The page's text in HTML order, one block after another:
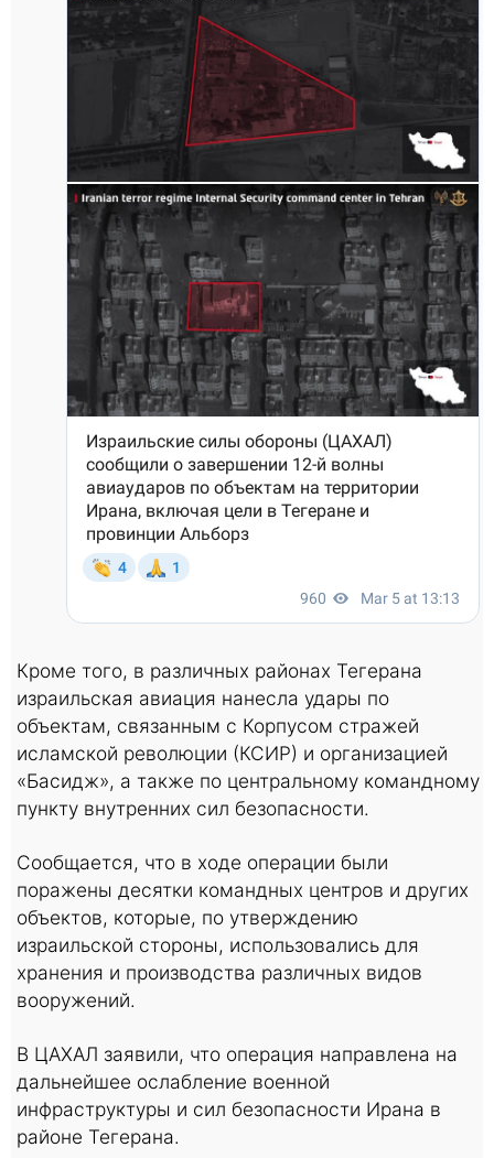
Кроме того, в различных районах Тегерана
израильская авиация нанесла удары по
объектам, связанным с Корпусом стражей
исламской революции (КСИР) и организацией
«Басидж», а также по центральному командному
пункту внутренних сил безопасности.
Сообщается, что в ходе операции были
поражены десятки командных центров и других
объектов, которые, по утверждению
израильской стороны, использовались для
хранения и производства различных видов
вооружений.
В ЦАХАЛ заявили, что операция направлена на
дальнейшее ослабление военной
инфраструктуры и сил безопасности Ирана в
районе Тегерана.